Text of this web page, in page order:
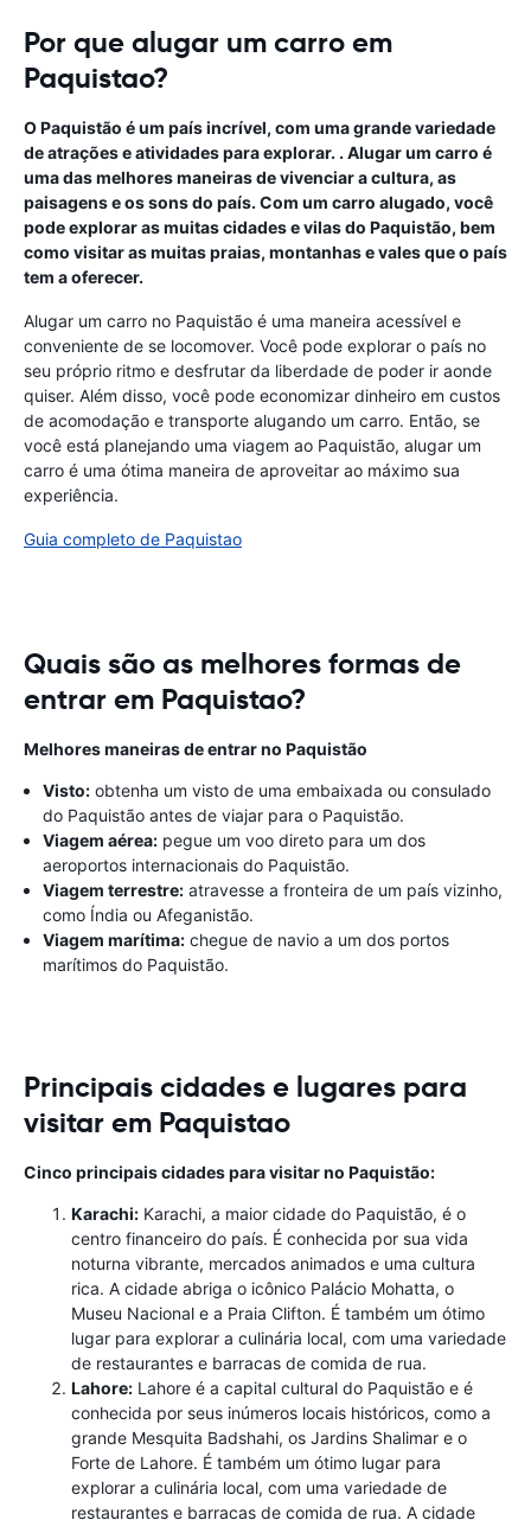
Por que alugar um carro em
Paquistao?
O Paquistão é um país incrível, com uma grande variedade
de atrações e atividades para explorar. . Alugar um carro é
uma das melhores maneiras de vivenciar a cultura, as
paisagens e os sons do país. Com um carro alugado, você
pode explorar as muitas cidades e vilas do Paquistão, bem
como visitar as muitas praias, montanhas e vales que o país
tem a oferecer.
Alugar um carro no Paquistão é uma maneira acessível e
conveniente de se locomover. Você pode explorar o país no
seu próprio ritmo e desfrutar da liberdade de poder ir aonde
quiser. Além disso, você pode economizar dinheiro em custos
de acomodação e transporte alugando um carro. Então, se
você está planejando uma viagem ao Paquistão, alugar um
carro é uma ótima maneira de aproveitar ao máximo sua
experiência.
Guia completo de Paquistao
Quais são as melhores formas de
entrar em Paquistao?
Melhores maneiras de entrar no Paquistão
Visto: obtenha um visto de uma embaixada ou consulado
do Paquistão antes de viajar para o Paquistão.
Viagem aérea: pegue um voo direto para um dos
aeroportos internacionais do Paquistão.
Viagem terrestre: atravesse a fronteira de um país vizinho,
como Índia ou Afeganistão.
Viagem marítima: chegue de navio a um dos portos
marítimos do Paquistão.
Principais cidades e lugares para
visitar em Paquistao
Cinco principais cidades para visitar no Paquistão:
Karachi: Karachi, a maior cidade do Paquistão, é o
centro financeiro do país. É conhecida por sua vida
noturna vibrante, mercados animados e uma cultura
rica. A cidade abriga o icônico Palácio Mohatta, o
Museu Nacional e a Praia Clifton. É também um ótimo
lugar para explorar a culinária local, com uma variedade
de restaurantes e barracas de comida de rua.
Lahore: Lahore é a capital cultural do Paquistão e é
conhecida por seus inúmeros locais históricos, como a
grande Mesquita Badshahi, os Jardins Shalimar e o
Forte de Lahore. É também um ótimo lugar para
explorar a culinária local, com uma variedade de
restaurantes e barracas de comida de rua. A cidade